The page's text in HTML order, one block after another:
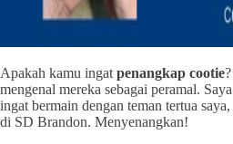
Apakah kamu ingat penangkap cootie
mengenal mereka sebagai peramal.
ingat bermain dengan teman tertua
di SD Brandon. Menyenangkan!